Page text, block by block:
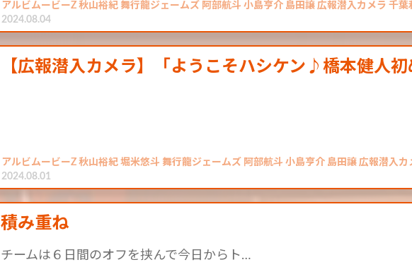
アルビムービーZ 秋山裕紀 舞行龍ジェームズ 阿部航斗 小島亨介 島田譲 広報潜入カメラ 千
2024.08.04
【広報潜入カメラ】「ようこそハシケン♪橋本健人
アルビムービーZ 秋山裕紀 堀米悠斗 舞行龍ジェームズ 阿部航斗 小島亨介 島田譲 広報潜入
2024.08.01
積み重ね
チームは６日間のオフを挟んで今日からト…